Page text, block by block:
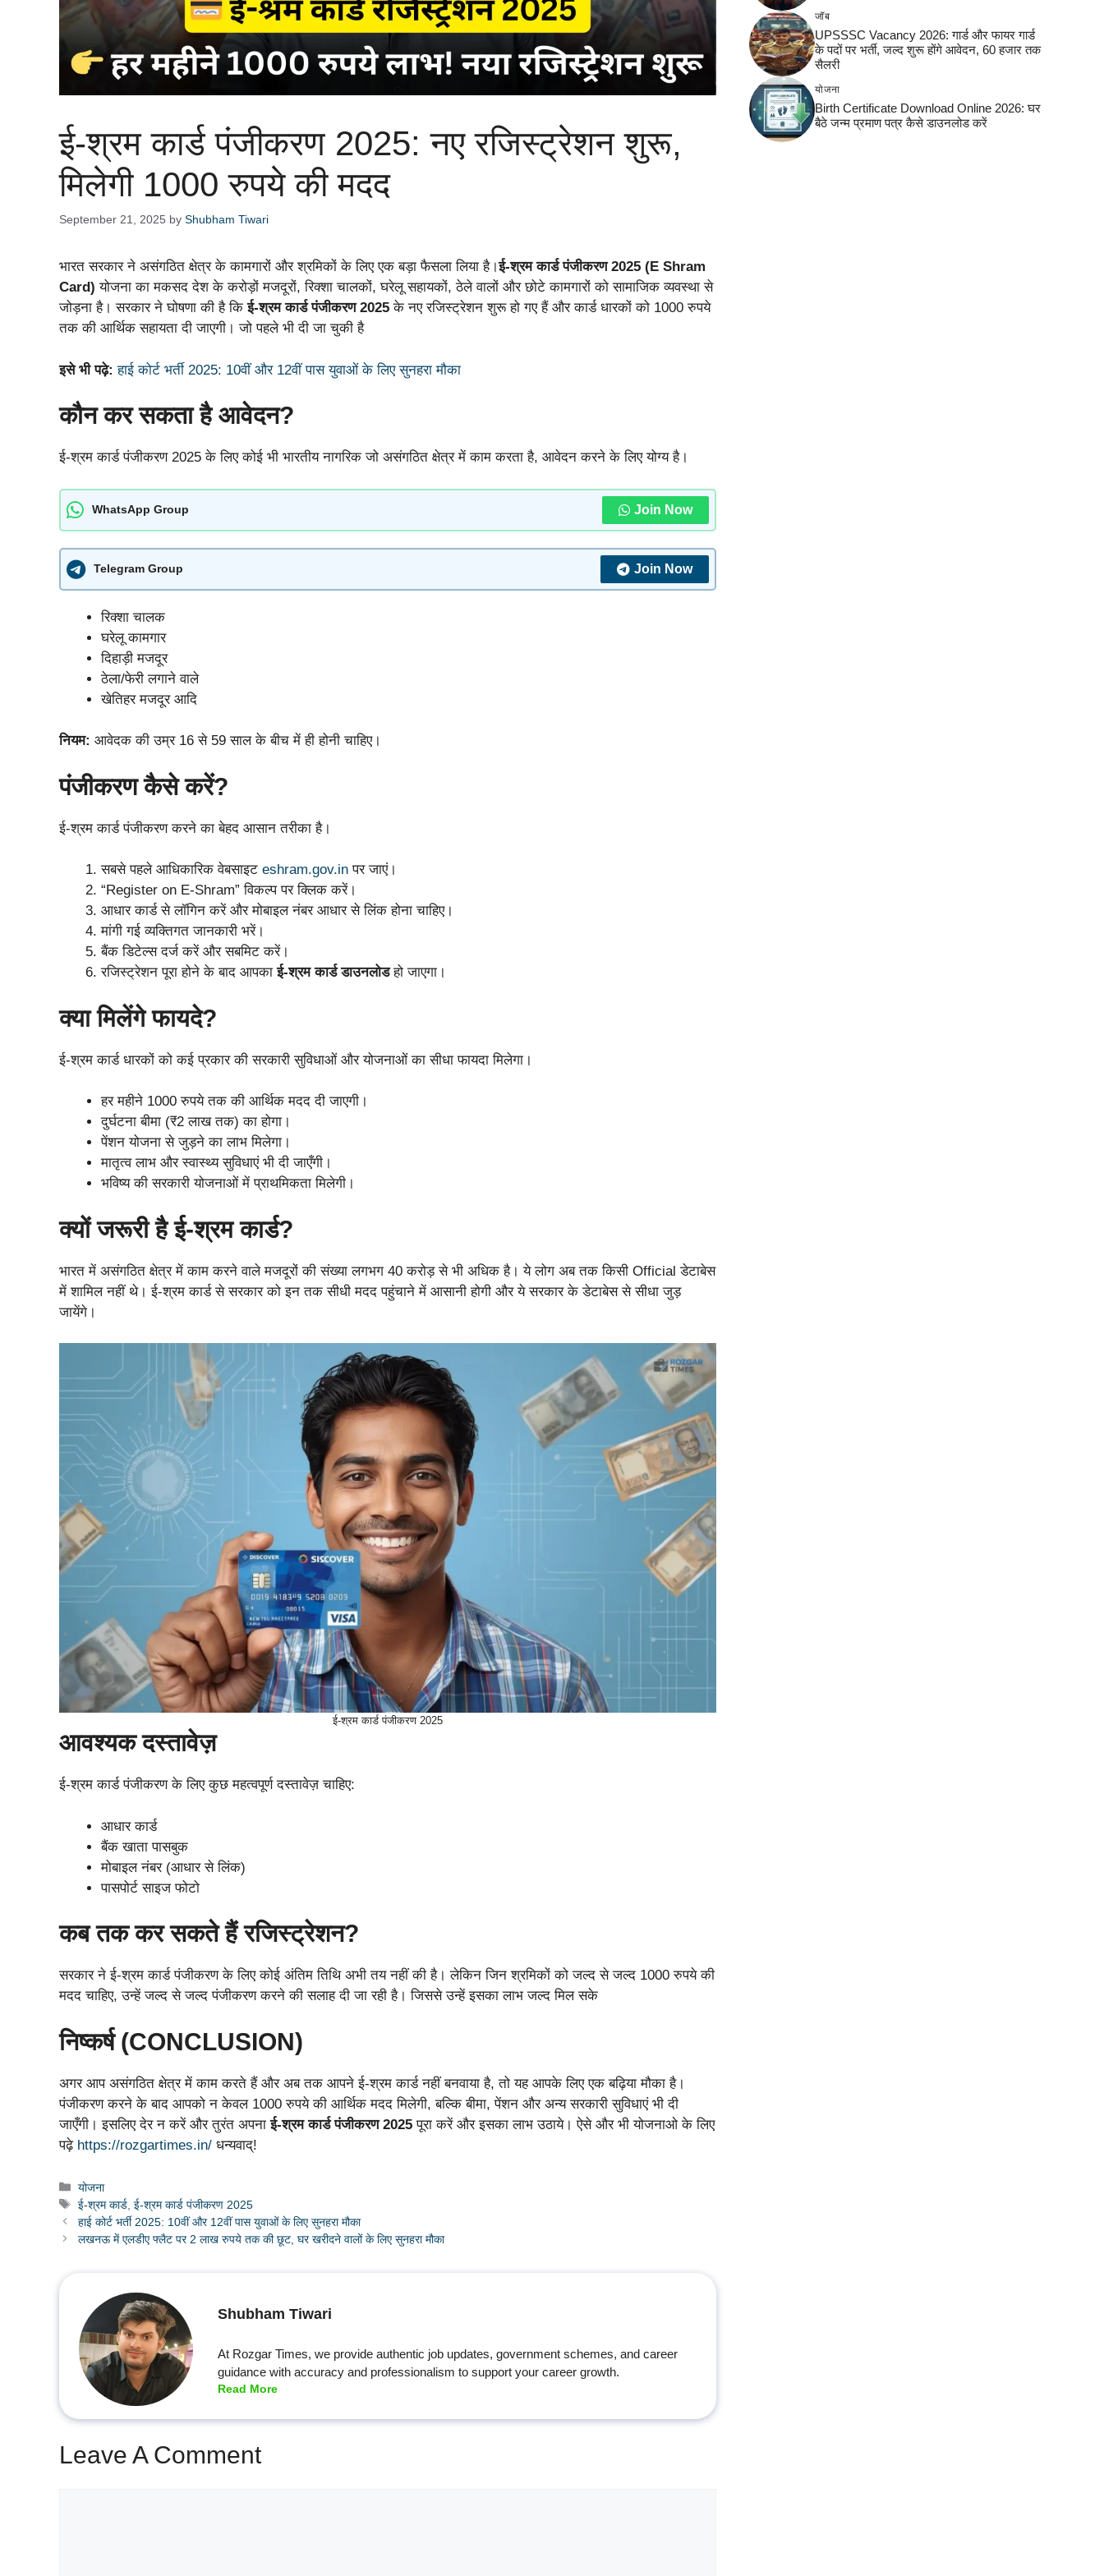
ई-श्रम कार्ड पंजीकरण 2025: नए रजिस्ट्रेशन शुरू,
मिलेगी 1000 रुपये की मदद
September 21, 2025 by Shubham Tiwari
भारत सरकार ने असंगठित क्षेत्र के कामगारों और श्रमिकों के लिए एक बड़ा फैसला लिया है।ई-श्रम कार्ड पंजीकरण 2025 (E Shram
Card) योजना का मकसद देश के करोड़ों मजदूरों, रिक्शा चालकों, घरेलू सहायकों, ठेले वालों और छोटे कामगारों को सामाजिक व्यवस्था से
जोड़ना है। सरकार ने घोषणा की है किई-श्रम कार्ड पंजीकरण 2025 के नए रजिस्ट्रेशन शुरू हो गए हैं और कार्ड धारकों को 1000 रुपये
तक की आर्थिक सहायता दी जाएगी। जो पहले भी दी जा चुकी है
इसे भी पढ़े: हाई कोर्ट भर्ती 2025: 10वीं और 12वीं पास युवाओं के लिए सुनहरा मौका
कौन कर सकता है आवेदन?
ई-श्रम कार्ड पंजीकरण 2025 के लिए कोई भी भारतीय नागरिक जो असंगठित क्षेत्र में काम करता है, आवेदन करने के लिए योग्य है।
WhatsApp Group Join Now
Telegram Group Join Now
रिक्शा चालक
घरेलू कामगार
दिहाड़ी मजदूर
ठेला/फेरी लगाने वाले
खेतिहर मजदूर आदि
नियम: आवेदक की उम्र 16 से 59 साल के बीच में ही होनी चाहिए।
पंजीकरण कैसे करें?
ई-श्रम कार्ड पंजीकरण करने का बेहद आसान तरीका है।
सबसे पहले आधिकारिक वेबसाइट eshram.gov.in पर जाएं।
“Register on E-Shram” विकल्प पर क्लिक करें।
आधार कार्ड से लॉगिन करें और मोबाइल नंबर आधार से लिंक होना चाहिए।
मांगी गई व्यक्तिगत जानकारी भरें।
बैंक डिटेल्स दर्ज करें और सबमिट करें।
रजिस्ट्रेशन पूरा होने के बाद आपकाई-श्रम कार्ड डाउनलोडहो जाएगा।
क्या मिलेंगे फायदे?
ई-श्रम कार्ड धारकों को कई प्रकार की सरकारी सुविधाओं और योजनाओं का सीधा फायदा मिलेगा।
हर महीने 1000 रुपये तक की आर्थिक मदद दी जाएगी।
दुर्घटना बीमा (₹2 लाख तक) का होगा।
पेंशन योजना से जुड़ने का लाभ मिलेगा।
मातृत्व लाभ और स्वास्थ्य सुविधाएं भी दी जाएँगी।
भविष्य की सरकारी योजनाओं में प्राथमिकता मिलेगी।
क्यों जरूरी है ई-श्रम कार्ड?
भारत में असंगठित क्षेत्र में काम करने वाले मजदूरों की संख्या लगभग 40 करोड़ से भी अधिक है। ये लोग अब तक किसी Official डेटाबेस
में शामिल नहीं थे। ई-श्रम कार्ड से सरकार को इन तक सीधी मदद पहुंचाने में आसानी होगी और ये सरकार के डेटाबेस से सीधा जुड़
जायेंगे।
ई-श्रम कार्ड पंजीकरण 2025
आवश्यक दस्तावेज़
ई-श्रम कार्ड पंजीकरण के लिए कुछ महत्वपूर्ण दस्तावेज़ चाहिए:
आधार कार्ड
बैंक खाता पासबुक
मोबाइल नंबर (आधार से लिंक)
पासपोर्ट साइज फोटो
कब तक कर सकते हैं रजिस्ट्रेशन?
सरकार ने ई-श्रम कार्ड पंजीकरण के लिए कोई अंतिम तिथि अभी तय नहीं की है। लेकिन जिन श्रमिकों को जल्द से जल्द 1000 रुपये की
मदद चाहिए, उन्हें जल्द से जल्द पंजीकरण करने की सलाह दी जा रही है। जिससे उन्हें इसका लाभ जल्द मिल सके
निष्कर्ष (CONCLUSION)
अगर आप असंगठित क्षेत्र में काम करते हैं और अब तक आपने ई-श्रम कार्ड नहीं बनवाया है, तो यह आपके लिए एक बढ़िया मौका है।
पंजीकरण करने के बाद आपको न केवल 1000 रुपये की आर्थिक मदद मिलेगी, बल्कि बीमा, पेंशन और अन्य सरकारी सुविधाएं भी दी
जाएँगी। इसलिए देर न करें और तुरंत अपनाई-श्रम कार्ड पंजीकरण 2025 पूरा करें और इसका लाभ उठाये। ऐसे और भी योजनाओ के लिए
पढ़े https://rozgartimes.in/ धन्यवाद्!
Categories
योजना
Tags
ई-श्रम कार्ड ,ई-श्रम कार्ड पंजीकरण 2025
हाई कोर्ट भर्ती 2025: 10वीं और 12वीं पास युवाओं के लिए सुनहरा मौका
लखनऊ में एलडीए फ्लैट पर 2 लाख रुपये तक की छूट, घर खरीदने वालों के लिए सुनहरा मौका
Shubham Tiwari
At Rozgar Times, we provide authentic job updates, government schemes, and career
guidance with accuracy and professionalism to support your career growth.
Read More
Leave A Comment
जॉब
UPSSSC Vacancy 2026: गार्ड और फायर गार्ड
के पदों पर भर्ती, जल्द शुरू होंगे आवेदन, 60 हजार तक
सैलरी
योजना
Birth Certificate Download Online 2026: घर
बैठे जन्म प्रमाण पत्र कैसे डाउनलोड करें